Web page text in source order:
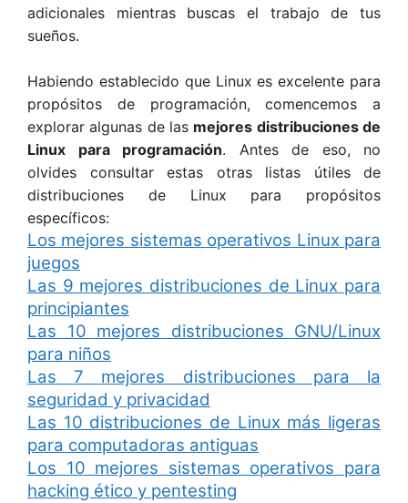
adicionales mientras buscas el trabajo de tus
sueños.
Habiendo establecido que Linux es excelente para
propósitos de programación, comencemos a
explorar algunas de las mejores distribuciones de
Linux para programación. Antes de eso, no
olvides consultar estas otras listas útiles de
distribuciones de Linux para propósitos
específicos:
Los mejores sistemas operativos Linux para
juegos
Las 9 mejores distribuciones de Linux para
principiantes
Las 10 mejores distribuciones GNU/Linux
para niños
Las 7 mejores distribuciones para la
seguridad y privacidad
Las 10 distribuciones de Linux más ligeras
para computadoras antiguas
Los 10 mejores sistemas operativos para
hacking ético y pentesting